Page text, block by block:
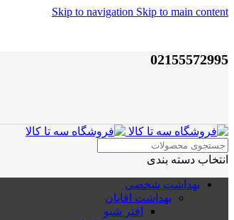
Skip to navigation Skip to main content
02155572995
انتخاب دسته بندی
بهداشت شخصی
بهداشت اقایان
افتر شیو